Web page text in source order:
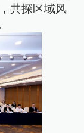
共探区域风